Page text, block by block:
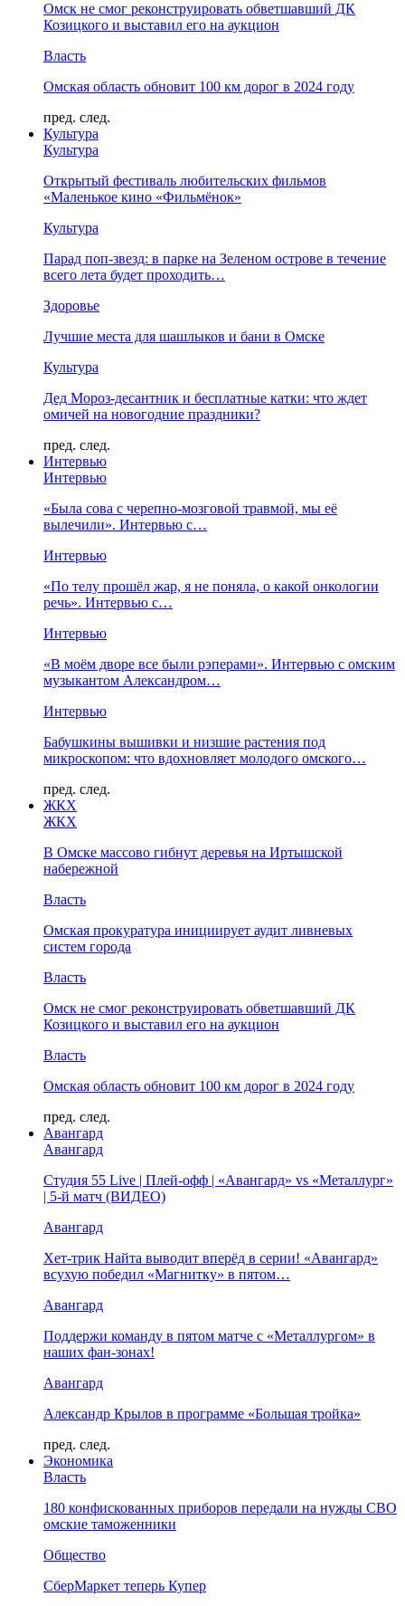
Омск не смог реконструировать обветшавший ДК
Козицкого и выставил его на аукцион
Власть
Омская область обновит 100 км дорог в 2024 году
пред. след.
Культура
Культура
Открытый фестиваль любительских фильмов
«Маленькое кино «Фильмёнок»
Культура
Парад поп-звезд: в парке на Зеленом острове в течение
всего лета будет проходить…
Здоровье
Лучшие места для шашлыков и бани в Омске
Культура
Дед Мороз-десантник и бесплатные катки: что ждет
омичей на новогодние праздники?
пред. след.
Интервью
Интервью
«Была сова с черепно-мозговой травмой, мы её
вылечили». Интервью с…
Интервью
«По телу прошёл жар, я не поняла, о какой онкологии
речь». Интервью с…
Интервью
«В моём дворе все были рэперами». Интервью с омским
музыкантом Александром…
Интервью
Бабушкины вышивки и низшие растения под
микроскопом: что вдохновляет молодого омского…
пред. след.
ЖКХ
ЖКХ
В Омске массово гибнут деревья на Иртышской
набережной
Власть
Омская прокуратура инициирует аудит ливневых
систем города
Власть
Омск не смог реконструировать обветшавший ДК
Козицкого и выставил его на аукцион
Власть
Омская область обновит 100 км дорог в 2024 году
пред. след.
Авангард
Авангард
Студия 55 Live | Плей-офф | «Авангард» vs «Металлург»
| 5-й матч (ВИДЕО)
Авангард
Хет-трик Найта выводит вперёд в серии! «Авангард»
всухую победил «Магнитку» в пятом…
Авангард
Поддержи команду в пятом матче с «Металлургом» в
наших фан-зонах!
Авангард
Александр Крылов в программе «Большая тройка»
пред. след.
Экономика
Власть
180 конфискованных приборов передали на нужды СВО
омские таможенники
Общество
СберМаркет теперь Купер